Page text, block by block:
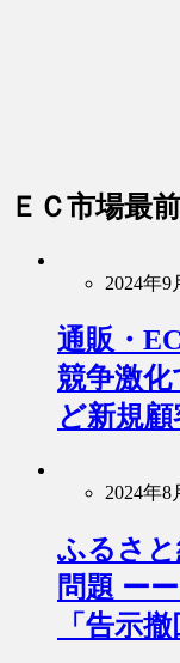
ＥＣ市場最
2024年9
通販・
競争激
ど新規
2024年8
ふるさと
問題 ー
「告示